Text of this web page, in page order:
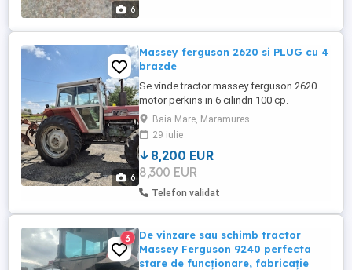
6
6
Massey ferguson 2620 si PLUG cu 4
brazde
Se vinde tractor massey ferguson 2620
motor perkins in 6 cilindri 100 cp.
Anvelope foarte bune fata spate ,
schimbat uleiurile motor hidraulic, pompa
hidraulica ,electromotor , alternator
,baterie noi. Pret pachet cu plug cu 4
brazde kwerneland!
Baia Mare, Maramures
29 iulie
8,200 EUR
8,300 EUR
Telefon validat
3
De vinzare sau schimb tractor
Massey Ferguson 9240 perfecta
stare de funcționare, fabricație